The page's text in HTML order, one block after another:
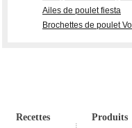
Ailes de poulet fiesta
Brochettes de poulet
Recettes Produits